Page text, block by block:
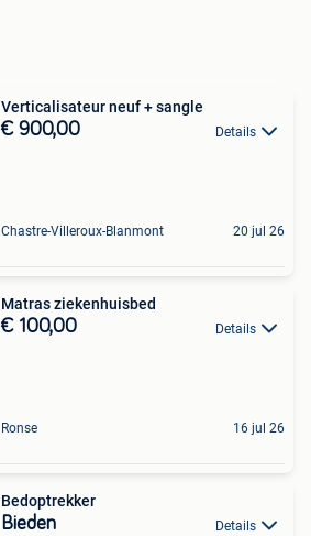
Verticalisateur neuf + sangle
€ 900,00 Details
Chastre-Villeroux-Blanmont 20 jul 26
Matras ziekenhuisbed
€ 100,00 Details
Ronse 16 jul 26
Bedoptrekker
Bieden Details